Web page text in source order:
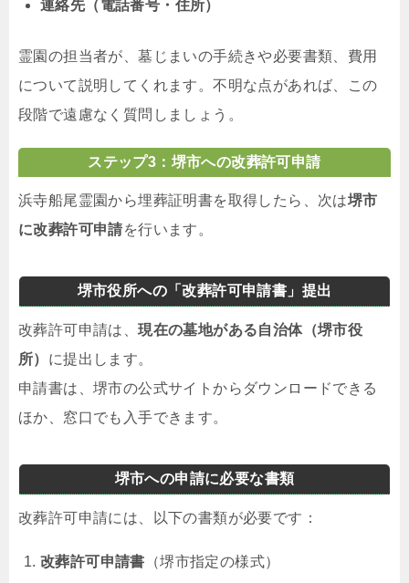
連絡先（電話番号・住所）
霊園の担当者が、墓じまいの手続きや必要書類、費用
について説明してくれます。不明な点があれば、この
段階で遠慮なく質問しましょう。
ステップ3：堺市への改葬許可申請
浜寺船尾霊園から埋葬証明書を取得したら、次は堺市
に改葬許可申請を行います。
堺市役所への「改葬許可申請書」提出
改葬許可申請は、現在の墓地がある自治体（堺市役
所） に提出します。
申請書は、堺市の公式サイトからダウンロードできる
ほか、窓口でも入手できます。
堺市への申請に必要な書類
改葬許可申請には、以下の書類が必要です：
改葬許可申請書 （堺市指定の様式）